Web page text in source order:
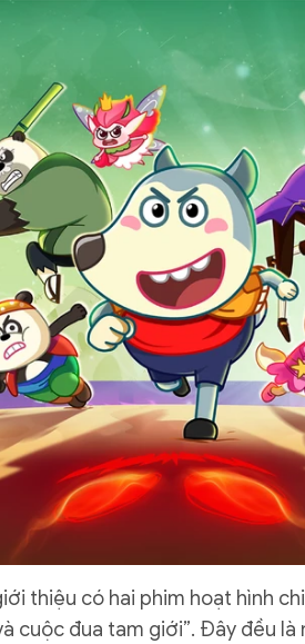
thiệu có hai phim hoạt hình
cuộc đua tam giới”. Đây đều